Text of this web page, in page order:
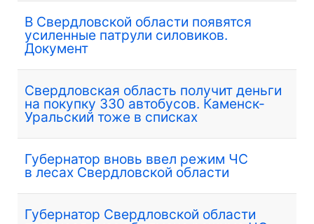
В Свердловской области появятся
усиленные патрули силовиков.
Документ
Свердловская область получит деньги
на покупку 330 автобусов. Каменск-
Уральский тоже в списках
Губернатор вновь ввел режим ЧС
в лесах Свердловской области
Губернатор Свердловской области